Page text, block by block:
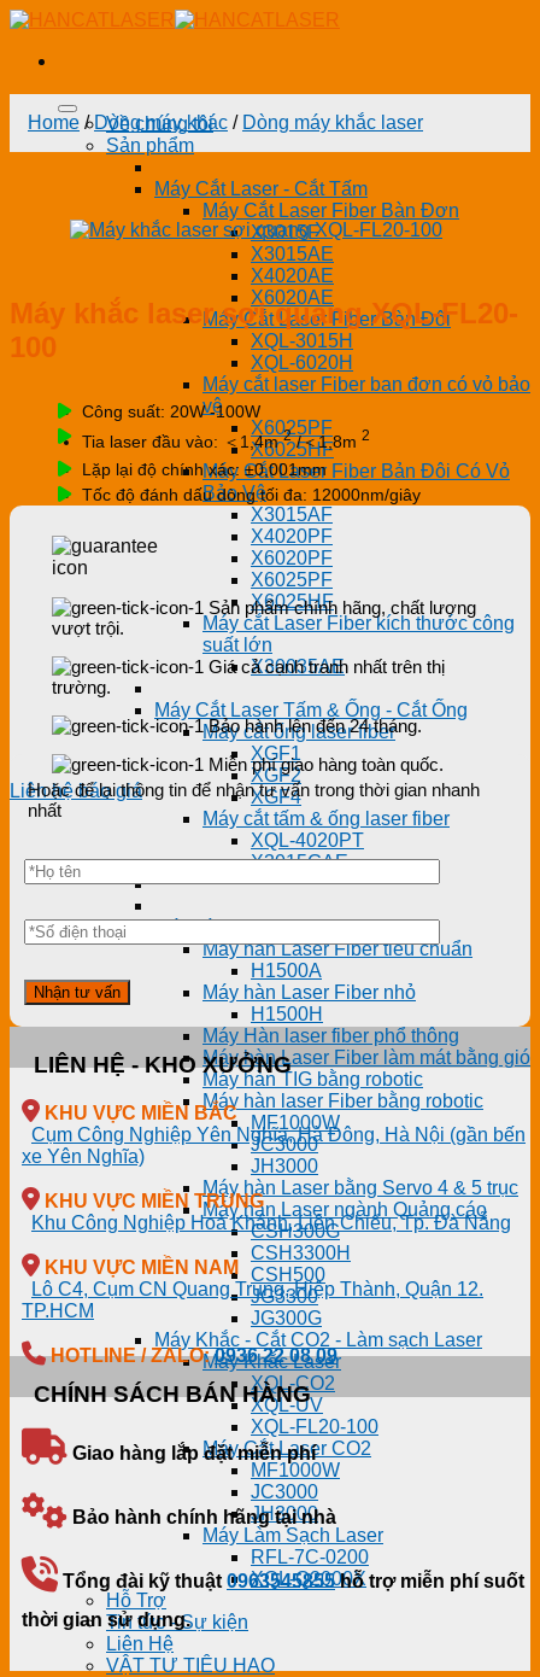
Skip
content
Về chúng tôi
Sản phẩm
Máy Cắt Laser - Cắt Tấm
Máy Cắt Laser Fiber Bàn Đơn
X3015F
X3015AE
X4020AE
X6020AE
Máy Cắt Laser Fiber Bàn Đôi
XQL-3015H
XQL-6020H
Máy cắt laser Fiber ban đơn có vỏ bảo
vệ
X6025PF
X6025HF
Máy Cắt Laser Fiber Bản Đôi Có Vỏ
Bảo Vệ
X3015AF
X4020PF
X6020PF
X6025PF
X6025HF
Máy cắt Laser Fiber kích thước công
suất lớn
X30035AE
Máy Cắt Laser Tấm & Ống - Cắt Ống
Máy cắt ống laser fiber
XGF1
XGF2
XGF4
Máy cắt tấm & ống laser fiber
XQL-4020PT
X3015GAE
Máy hàn Laser
Máy hàn Laser Fiber tiêu chuẩn
H1500A
Máy hàn Laser Fiber nhỏ
H1500H
Máy Hàn laser fiber phổ thông
Máy hàn Laser Fiber làm mát bằng gió
Máy hàn TIG bằng robotic
Máy hàn laser Fiber bằng robotic
MF1000W
JC3000
JH3000
Máy hàn Laser bằng Servo 4 & 5 trục
Máy hàn Laser ngành Quảng cáo
CSH300G
CSH3300H
CSH500
JG3300
JG300G
Máy Khắc - Cắt CO2 - Làm sạch Laser
Máy Khắc Laser
XQL-CO2
XQL-UV
XQL-FL20-100
Máy Cắt Laser CO2
MF1000W
JC3000
JH3000
Máy Làm Sạch Laser
RFL-7C-0200
XQL-Q2000X
Hỗ Trợ
Tin tức - Sự kiện
Liên Hệ
VẬT TƯ TIÊU HAO
Home / Dòng máy khác / Dòng máy khắc laser
Máy khắc laser sợi quang XQL-FL20-
100
Công suất: 20W -100W
Tia laser đầu vào: ＜1,4m2/＜1,8m 2
Lặp lại độ chính xác: ±0,001mm
Tốc độ đánh dấu dòng tối đa: 12000nm/giây
Sản phẩm chính hãng, chất lượng
vượt trội.
Giá cả cạnh tranh nhất trên thị
trường.
Bảo hành lên đến 24 tháng.
Miễn phí giao hàng toàn quốc.
Liên hệ báo giá
Hoặc để lại thông tin để nhận tư vấn trong thời gian nhanh
nhất
LIÊN HỆ - KHO XƯỞNG
KHU VỰC MIỀN BẮC
Cụm Công Nghiệp Yên Nghĩa, Hà Đông, Hà Nội (gần bến
xe Yên Nghĩa)
KHU VỰC MIỀN TRUNG
Khu Công Nghiệp Hoà Khánh, Liên Chiểu, Tp. Đà Nẵng
KHU VỰC MIỀN NAM
Lô C4, Cụm CN Quang Trung, Hiệp Thành, Quận 12.
TP.HCM
HOTLINE / ZALO:0936 22 08 09
CHÍNH SÁCH BÁN HÀNG
Giao hàng lắp đặt miễn phí
Bảo hành chính hãng tại nhà
Tổng đài kỹ thuật 0963545855hỗ trợ miễn phí suốt
thời gian sử dụng.